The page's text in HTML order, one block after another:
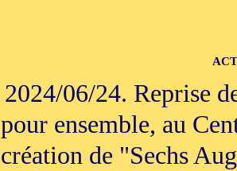
2024/06/24. Reprise
pour ensemble, au
création de "Sechs